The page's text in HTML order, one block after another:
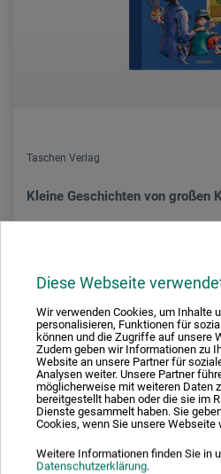
Diese Webseite
Wir verwenden Cookies, um Inhalte
personalisieren, Funktionen für
können und die Zugriffe auf unsere
Zudem geben wir Informationen zu
Website an unsere Partner für
Analysen weiter. Unsere Partner
möglicherweise mit weiteren Daten
bereitgestellt haben oder die sie im
Dienste gesammelt haben. Sie
Cookies, wenn Sie unsere Webseite
Weitere Informationen finden Sie in
Datenschutzerklärung.
Taschen Verlag
Kleine Geschichten von großen
zzgl. Versandkosten